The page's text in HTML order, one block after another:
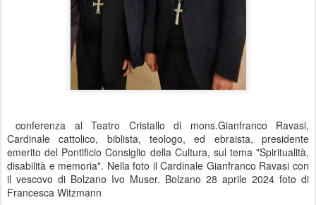
conferenza al Teatro Cristallo di mons.Gianfranco Ravasi,
Cardinale cattolico, biblista, teologo, ed ebraista, presidente
emerito del Pontificio Consiglio della Cultura, sul tema "Spiritualità,
disabilità e memoria". Nella foto il Cardinale Gianfranco Ravasi con
il vescovo di Bolzano Ivo Muser. Bolzano 28 aprile 2024 foto di
Francesca Witzmann